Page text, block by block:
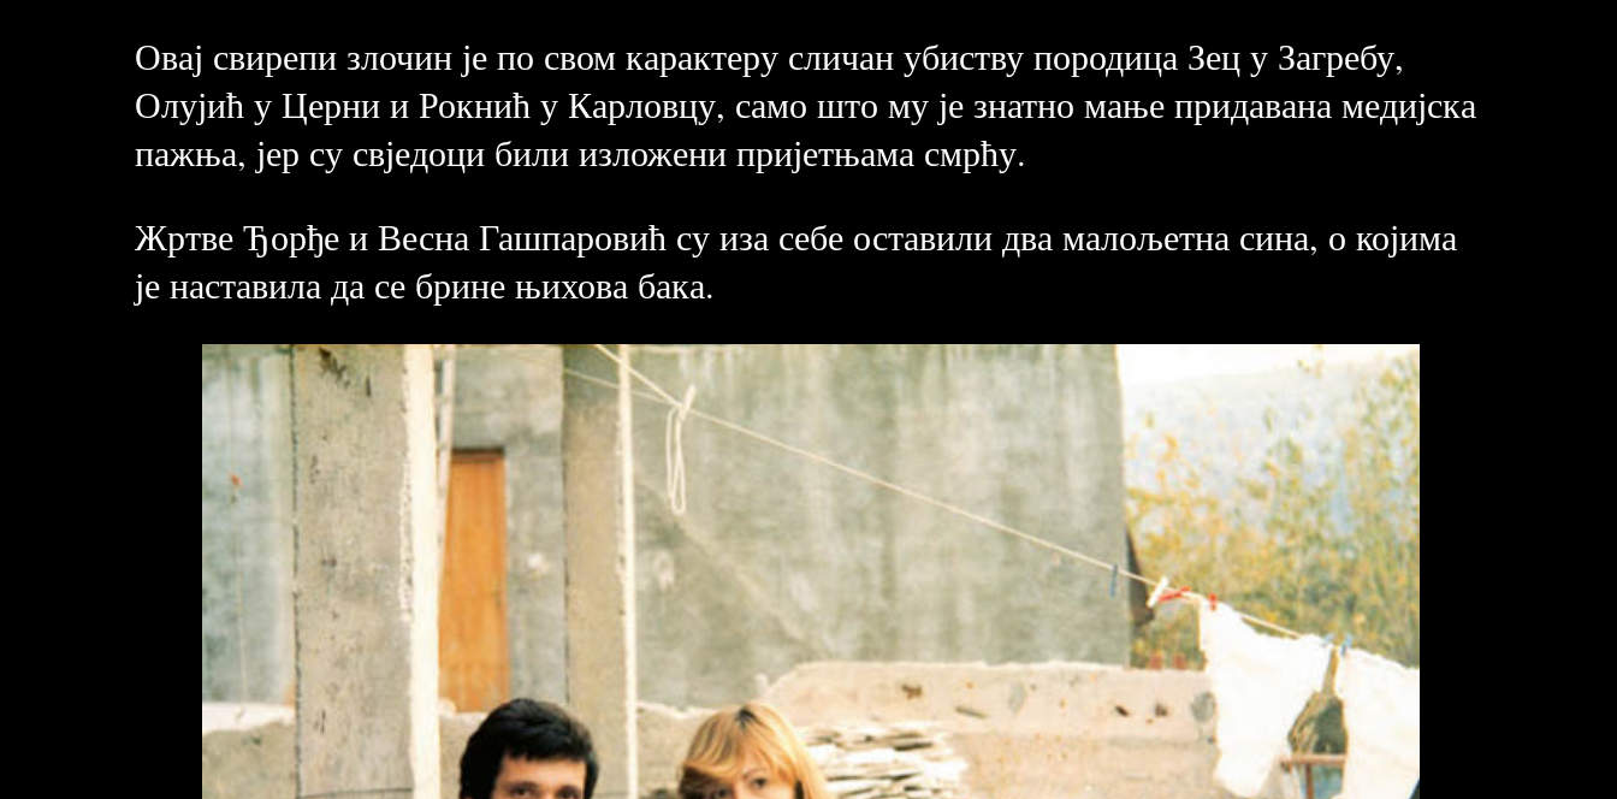
Овај свирепи злочин је по свом карактеру сличан убиству породица Зец у Загребу,
Олујић у Церни и Рокнић у Карловцу, само што му је знатно мање придавана медијска
пажња, јер су свједоци били изложени пријетњама смрћу.
Жртве Ђорђе и Весна Гашпаровић су иза себе оставили два малољетна сина, о којима
је наставила да се брине њихова бака.